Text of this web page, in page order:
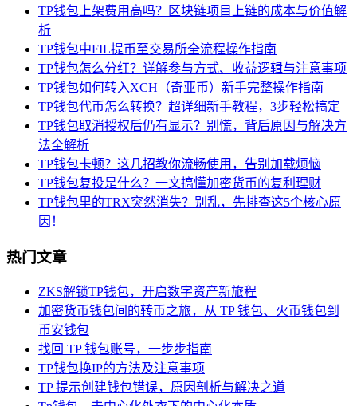
TP钱包上架费用高吗？区块链项目上链的成本与价值解
析
TP钱包中FIL提币至交易所全流程操作指南
TP钱包怎么分红？详解参与方式、收益逻辑与注意事项
TP钱包如何转入XCH（奇亚币）新手完整操作指南
TP钱包代币怎么转换？超详细新手教程，3步轻松搞定
TP钱包取消授权后仍有显示？别慌，背后原因与解决方
法全解析
TP钱包卡顿？这几招教你流畅使用，告别加载烦恼
TP钱包复投是什么？一文搞懂加密货币的复利理财
TP钱包里的TRX突然消失？别乱，先排查这5个核心原
因！
热门文章
ZKS解锁TP钱包，开启数字资产新旅程
加密货币钱包间的转币之旅，从 TP 钱包、火币钱包到
币安钱包
找回 TP 钱包账号，一步步指南
TP钱包换IP的方法及注意事项
TP 提示创建钱包错误，原因剖析与解决之道